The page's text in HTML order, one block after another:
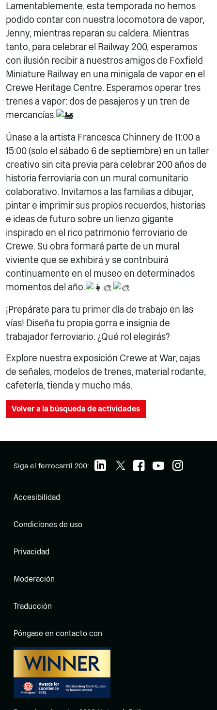
Lamentablemente, esta temporada no hemos
podido contar con nuestra locomotora de vapor,
Jenny, mientras reparan su caldera. Mientras
tanto, para celebrar el Railway 200, esperamos
con ilusión recibir a nuestros amigos de Foxfield
Miniature Railway en una minigala de vapor en el
Crewe Heritage Centre. Esperamos operar tres
trenes a vapor: dos de pasajeros y un tren de
mercancías.
Únase a la artista Francesca Chinnery de 11:00 a
15:00 (solo el sábado 6 de septiembre) en un taller
creativo sin cita previa para celebrar 200 años de
historia ferroviaria con un mural comunitario
colaborativo. Invitamos a las familias a dibujar,
pintar e imprimir sus propios recuerdos, historias
e ideas de futuro sobre un lienzo gigante
inspirado en el rico patrimonio ferroviario de
Crewe. Su obra formará parte de un mural
viviente que se exhibirá y se contribuirá
continuamente en el museo en determinados
momentos del año.
¡Prepárate para tu primer día de trabajo en las
vías! Diseña tu propia gorra e insignia de
trabajador ferroviario. ¿Qué rol elegirás?
Explore nuestra exposición Crewe at War, cajas
de señales, modelos de trenes, material rodante,
cafetería, tienda y mucho más.
Volver a la búsqueda de actividades
Siga el ferrocarril 200:
Accesibilidad
Condiciones de uso
Privacidad
Moderación
Traducción
Póngase en contacto con